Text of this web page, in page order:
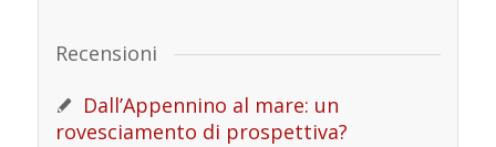
Recensioni
Dall’Appennino al mare: un
rovesciamento di prospettiva?